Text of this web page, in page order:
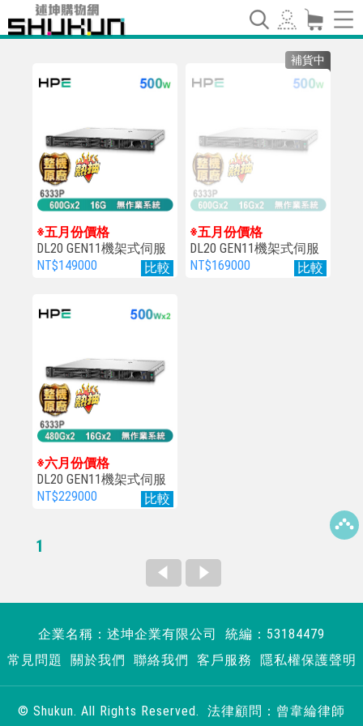
比較
※五月份價格
DL20 GEN11機架式伺服
器
NT$149000 比較
※五月份價格
DL20 GEN11機架式伺服
器
NT$169000
補貨中
比較
※六月份價格
DL20 GEN11機架式伺服
器
NT$229000
1
企業名稱：述坤企業有限公司 統編：53184479
常見問題
關於我們 聯絡我們 客戶服務 隱私權保護聲明
© Shukun. All Rights Reserved. 法律顧問：曾韋綸律師